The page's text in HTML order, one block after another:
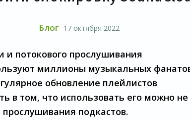
Блог 17 октября 2022
потокового прослушивания
миллионы музыкальных
обновление плейлистов
в том, что использовать его можно не
подкастов.